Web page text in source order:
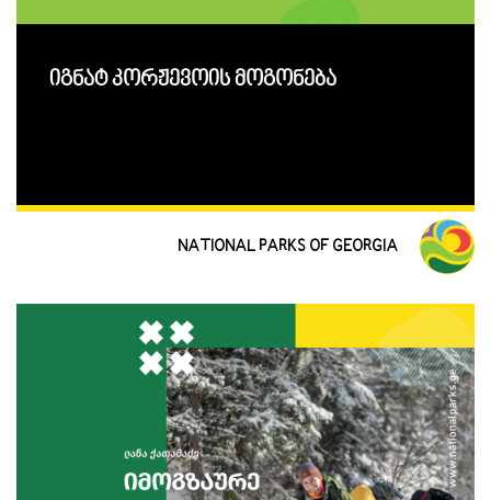
იგნატ კორჟევოის მოგონება
NATIONAL PARKS OF GEORGIA